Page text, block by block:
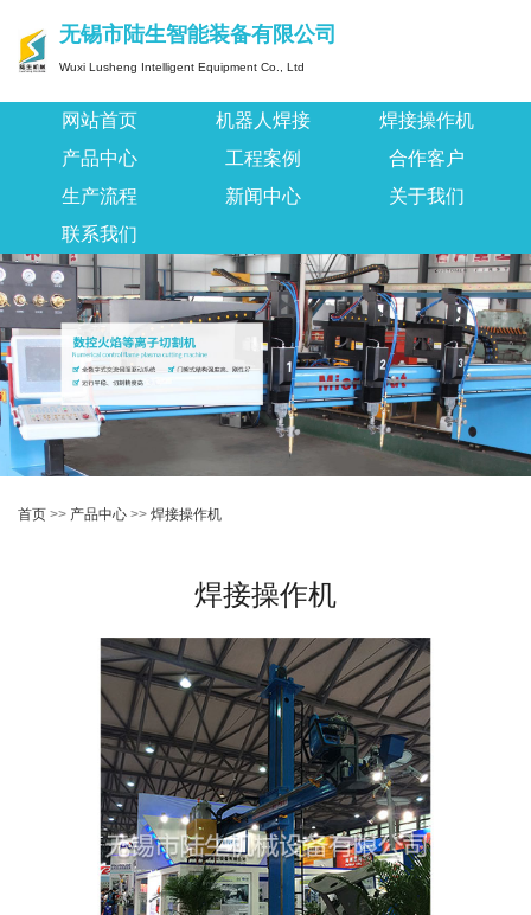
无锡市陆生智能装备有限公司
Wuxi Lusheng Intelligent Equipment Co., Ltd
网站首页 机器人焊接
焊接操作机
产品中心
工程案例
合作客户
生产流程
新闻中心
关于我们
联系我们
首页 >> 产品中心 >> 焊接操作机
焊接操作机